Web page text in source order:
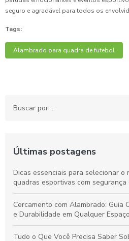
seguro e agradável para todos os
Tags:
Alambrado para quadra de futebol
Últimas postagens
Dicas essenciais para selecionar o
quadras esportivas com segurança
Cercamento com Alambrado: Guia
e Durabilidade em Qualquer Espaço
Tudo o Que Você Precisa Saber